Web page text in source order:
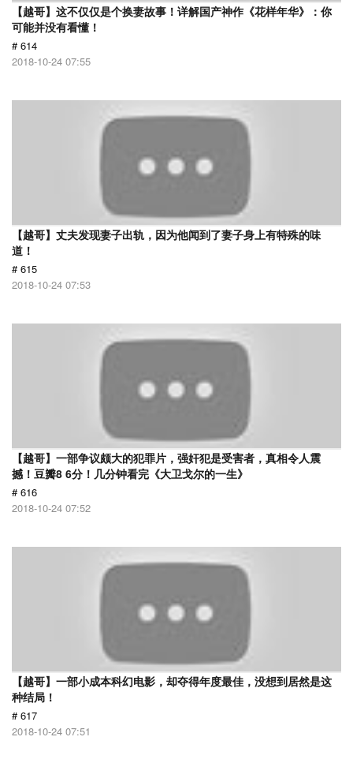
【越哥】这不仅仅是个换妻故事！详解国产神作《花样年华》：你
可能并没有看懂！
# 614
2018-10-24 07:55
【越哥】丈夫发现妻子出轨，因为他闻到了妻子身上有特殊的味
道！
# 615
2018-10-24 07:53
【越哥】一部争议颇大的犯罪片，强奸犯是受害者，真相令人震
撼！豆瓣8 6分！几分钟看完《大卫戈尔的一生》
# 616
2018-10-24 07:52
【越哥】一部小成本科幻电影，却夺得年度最佳，没想到居然是这
种结局！
# 617
2018-10-24 07:51